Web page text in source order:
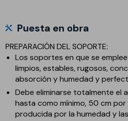
Puesta en obra
PREPARACIÓN DEL SOPORTE:
Los soportes en que se
limpios, estables, rugosos,
absorción y humedad y
Debe eliminarse totalmente el
hasta como mínimo, 50 cm por
producida por la humedad y